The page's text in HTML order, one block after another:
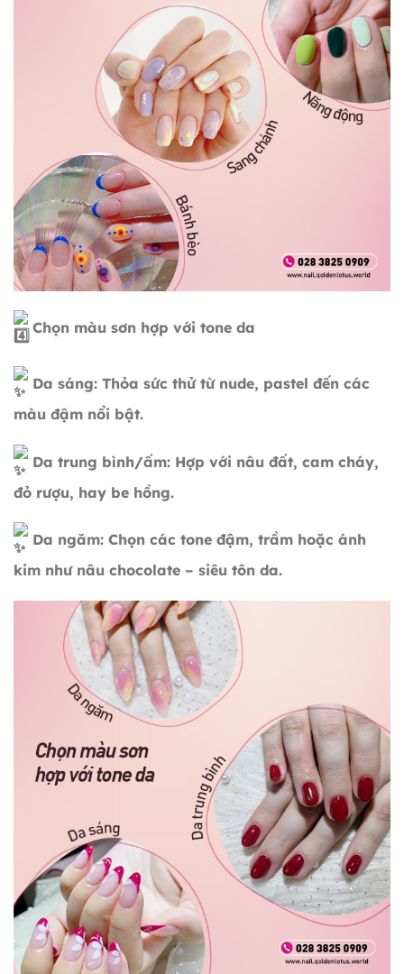
Chọn màu sơn hợp với tone da
Da sáng: Thỏa sức thử từ nude, pastel đến các
màu đậm nổi bật.
Da trung bình/ấm: Hợp với nâu đất, cam cháy,
đỏ rượu, hay be hồng.
Da ngăm: Chọn các tone đậm, trầm hoặc ánh
kim như nâu chocolate – siêu tôn da.